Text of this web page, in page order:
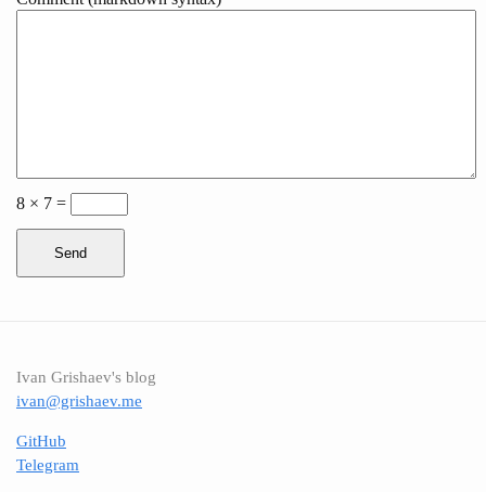
8 × 7 =
Send
Ivan Grishaev's blog
ivan@grishaev.me
GitHub
Telegram